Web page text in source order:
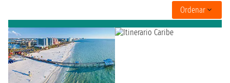
Ordenar